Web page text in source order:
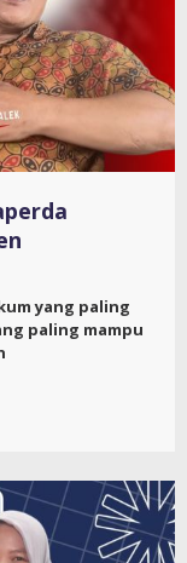
yang paling
paling mampu